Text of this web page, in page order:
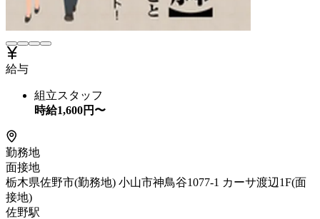
給与
組立スタッフ
時給1,600円〜
勤務地
面接地
栃木県佐野市(勤務地) 小山市神鳥谷1077-1 カーサ渡辺1F(面
接地)
佐野駅